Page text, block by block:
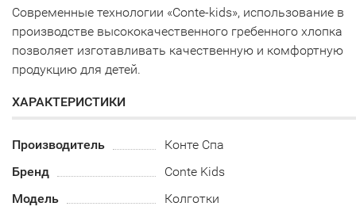
Современные технологии «Conte-kids», использование в
производстве высококачественного гребенного хлопка
позволяет изготавливать качественную и комфортную
продукцию для детей.
ХАРАКТЕРИСТИКИ
Производитель
Конте Спа
Бренд
Conte Kids
Модель
Колготки